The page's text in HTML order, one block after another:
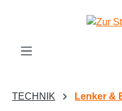
Zum Hauptinhalt springen
TECHNIK Lenker &